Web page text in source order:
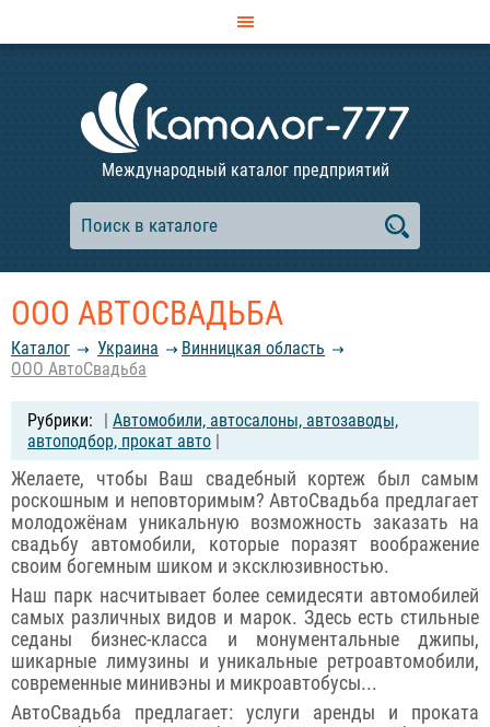
Международный каталог предприятий
ООО АВТОСВАДЬБА
Каталог Украина
Винницкая область
ООО АвтоСвадьба
| Автомобили, автосалоны, автозаводы,
автоподбор, прокат авто |
Желаете, чтобы Ваш свадебный кортеж был самым
роскошным и неповторимым? АвтоСвадьба предлагает
молодожёнам уникальную возможность заказать на
свадьбу автомобили, которые поразят воображение
своим богемным шиком и эксклюзивностью.
Наш парк насчитывает более семидесяти автомобилей
самых различных видов и марок. Здесь есть стильные
седаны бизнес-класса и монументальные джипы,
шикарные лимузины и уникальные ретроавтомобили,
современные минивэны и микроавтобусы...
АвтоСвадьба предлагает: услуги аренды и проката